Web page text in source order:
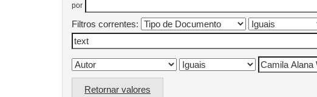
por
Filtros correntes:
Retornar valores